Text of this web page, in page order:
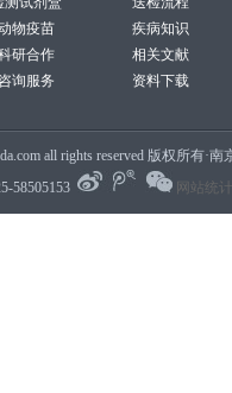
物疫苗
研合作
咨询服务
疾病知识
相关文献
资料下载
all rights reserved 版权所有·
58505153
网站统计